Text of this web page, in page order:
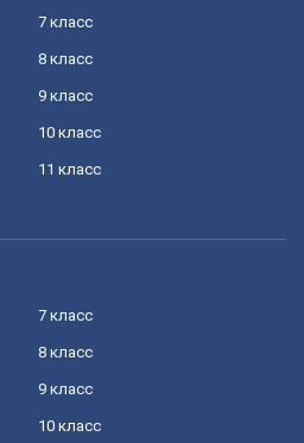
7 класс
8 класс
9 класс
10 класс
11 класс
7 класс
8 класс
9 класс
10 класс